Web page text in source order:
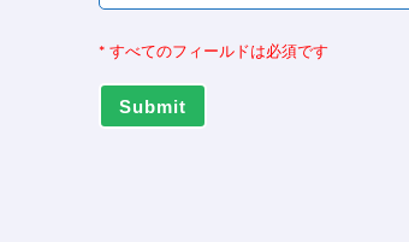
* すべてのフィールドは必須です
Submit